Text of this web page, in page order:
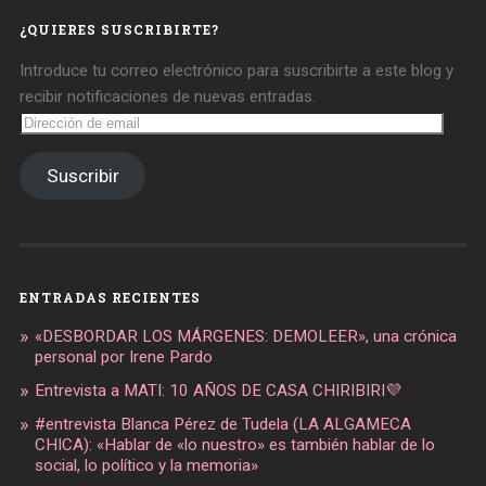
¿QUIERES SUSCRIBIRTE?
Introduce tu correo electrónico para suscribirte a este blog y
recibir notificaciones de nuevas entradas.
Dirección
de
Suscribir
ENTRADAS RECIENTES
«DESBORDAR LOS MÁRGENES: DEMOLEER», una crónica
personal por Irene Pardo
Entrevista a MATI: 10 AÑOS DE CASA CHIRIBIRI💜
#entrevista Blanca Pérez de Tudela (LA ALGAMECA
CHICA): «Hablar de «lo nuestro» es también hablar de lo
social, lo político y la memoria»